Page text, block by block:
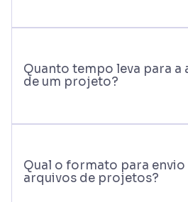
Quanto tempo leva para a
de um projeto?
Qual o formato para
arquivos de projetos?